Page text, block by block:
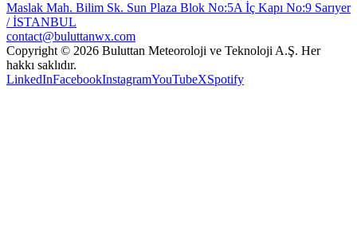
Maslak Mah. Bilim Sk. Sun Plaza Blok No:5A İç Kapı No:9 Sarıyer
/ İSTANBUL
contact@buluttanwx.com
Copyright © 2026 Buluttan Meteoroloji ve Teknoloji A.Ş. Her
hakkı saklıdır.
LinkedInFacebookInstagramYouTubeXSpotify